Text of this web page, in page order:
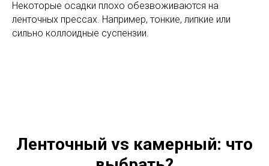
Некоторые осадки плохо обезвоживаются на
ленточных прессах. Например, тонкие, липкие или
сильно коллоидные суспензии.
Ленточный vs камерный: что